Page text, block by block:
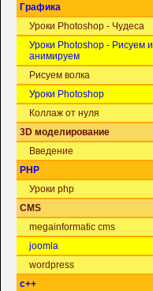
Графика
Уроки Photoshop - Чудеса
Уроки Photoshop - Рисуем и
анимируем
Рисуем волка
Уроки Photoshop
Коллаж от нуля
3D моделирование
Введение
PHP
Уроки php
CMS
megainformatic cms
joomla
wordpress
c++